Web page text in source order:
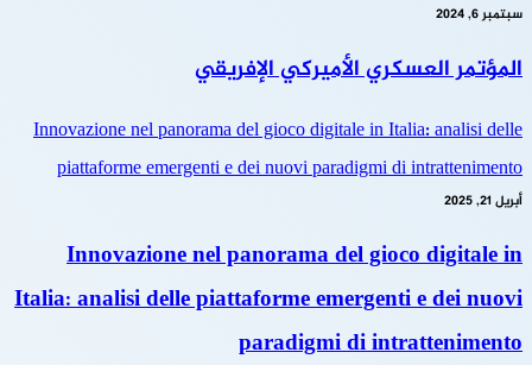
سبتمبر 6, 2024
المؤتمر العسكري الأميركي الإفريقي
Innovazione nel panorama del gioco digitale in Italia: analisi delle
piattaforme emergenti e dei nuovi paradigmi di intrattenimento
أبريل 21, 2025
Innovazione nel panorama del gioco digitale in
Italia: analisi delle piattaforme emergenti e dei nuovi
paradigmi di intrattenimento